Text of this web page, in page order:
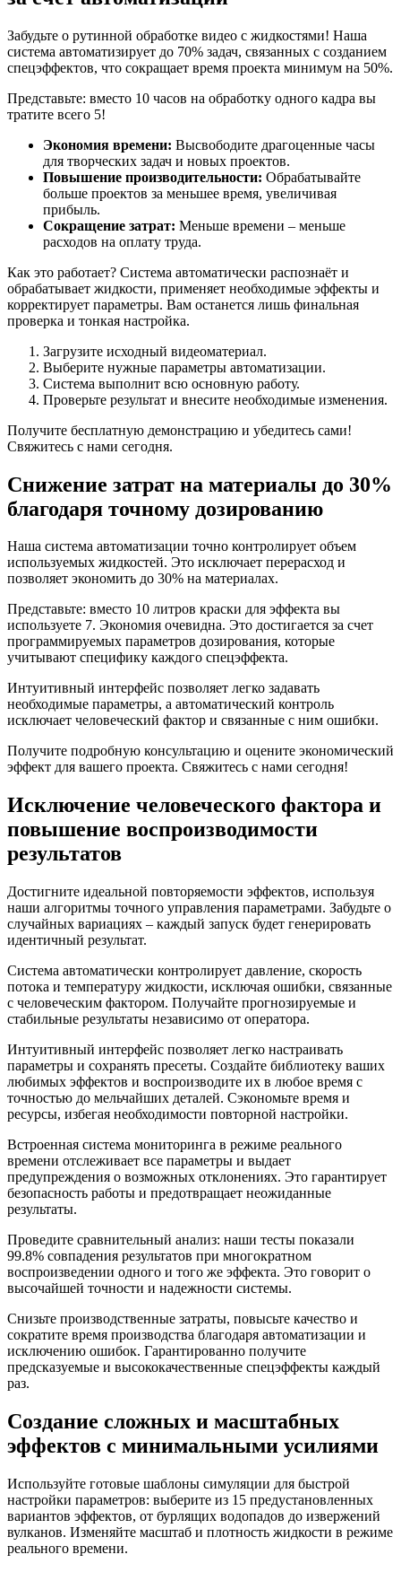
Забудьте о рутинной обработке видео с жидкостями! Наша
система автоматизирует до 70% задач, связанных с созданием
спецэффектов, что сокращает время проекта минимум на 50%.
Представьте: вместо 10 часов на обработку одного кадра вы
тратите всего 5!
Экономия времени: Высвободите драгоценные часы
для творческих задач и новых проектов.
Повышение производительности: Обрабатывайте
больше проектов за меньшее время, увеличивая
прибыль.
Сокращение затрат: Меньше времени – меньше
расходов на оплату труда.
Как это работает? Система автоматически распознаёт и
обрабатывает жидкости, применяет необходимые эффекты и
корректирует параметры. Вам останется лишь финальная
проверка и тонкая настройка.
Загрузите исходный видеоматериал.
Выберите нужные параметры автоматизации.
Система выполнит всю основную работу.
Проверьте результат и внесите необходимые изменения.
Получите бесплатную демонстрацию и убедитесь сами!
Свяжитесь с нами сегодня.
Снижение затрат на материалы до 30%
благодаря точному дозированию
Наша система автоматизации точно контролирует объем
используемых жидкостей. Это исключает перерасход и
позволяет экономить до 30% на материалах.
Представьте: вместо 10 литров краски для эффекта вы
используете 7. Экономия очевидна. Это достигается за счет
программируемых параметров дозирования, которые
учитывают специфику каждого спецэффекта.
Интуитивный интерфейс позволяет легко задавать
необходимые параметры, а автоматический контроль
исключает человеческий фактор и связанные с ним ошибки.
Получите подробную консультацию и оцените экономический
эффект для вашего проекта. Свяжитесь с нами сегодня!
Исключение человеческого фактора и
повышение воспроизводимости
результатов
Достигните идеальной повторяемости эффектов, используя
наши алгоритмы точного управления параметрами. Забудьте о
случайных вариациях – каждый запуск будет генерировать
идентичный результат.
Система автоматически контролирует давление, скорость
потока и температуру жидкости, исключая ошибки, связанные
с человеческим фактором. Получайте прогнозируемые и
стабильные результаты независимо от оператора.
Интуитивный интерфейс позволяет легко настраивать
параметры и сохранять пресеты. Создайте библиотеку ваших
любимых эффектов и воспроизводите их в любое время с
точностью до мельчайших деталей. Сэкономьте время и
ресурсы, избегая необходимости повторной настройки.
Встроенная система мониторинга в режиме реального
времени отслеживает все параметры и выдает
предупреждения о возможных отклонениях. Это гарантирует
безопасность работы и предотвращает неожиданные
результаты.
Проведите сравнительный анализ: наши тесты показали
99.8% совпадения результатов при многократном
воспроизведении одного и того же эффекта. Это говорит о
высочайшей точности и надежности системы.
Снизьте производственные затраты, повысьте качество и
сократите время производства благодаря автоматизации и
исключению ошибок. Гарантированно получите
предсказуемые и высококачественные спецэффекты каждый
раз.
Создание сложных и масштабных
эффектов с минимальными усилиями
Используйте готовые шаблоны симуляции для быстрой
настройки параметров: выберите из 15 предустановленных
вариантов эффектов, от бурлящих водопадов до извержений
вулканов. Изменяйте масштаб и плотность жидкости в режиме
реального времени.